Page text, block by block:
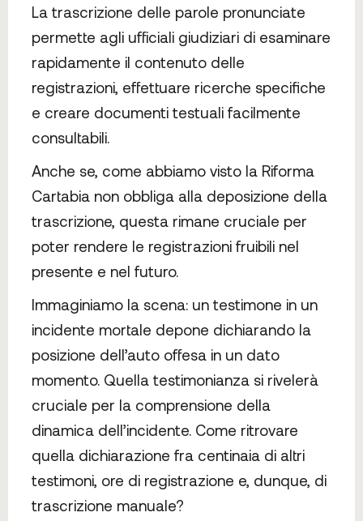
La trascrizione delle parole pronunciate
permette agli ufficiali giudiziari di esaminare
rapidamente il contenuto delle
registrazioni, effettuare ricerche specifiche
e creare documenti testuali facilmente
consultabili.
Anche se, come abbiamo visto la Riforma
Cartabia non obbliga alla deposizione della
trascrizione, questa rimane cruciale per
poter rendere le registrazioni fruibili nel
presente e nel futuro.
Immaginiamo la scena: un testimone in un
incidente mortale depone dichiarando la
posizione dell’auto offesa in un dato
momento. Quella testimonianza si rivelerà
cruciale per la comprensione della
dinamica dell’incidente. Come ritrovare
quella dichiarazione fra centinaia di altri
testimoni, ore di registrazione e, dunque, di
trascrizione manuale?